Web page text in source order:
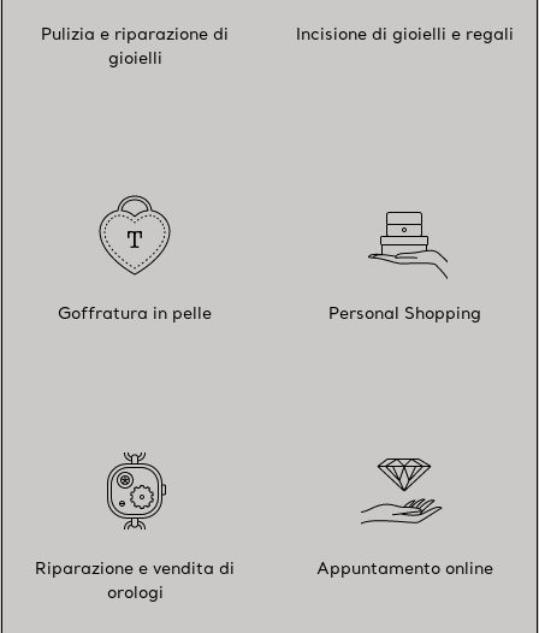
Pulizia e riparazione di
gioielli
Incisione di gioielli e regali
Goffratura in pelle Personal Shopping
Riparazione e vendita di
orologi
Appuntamento online